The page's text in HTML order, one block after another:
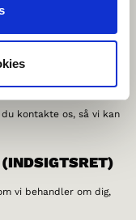
med medarbejderne.
række rettigheder i
kontakte os, så vi kan
vi behandler om dig,